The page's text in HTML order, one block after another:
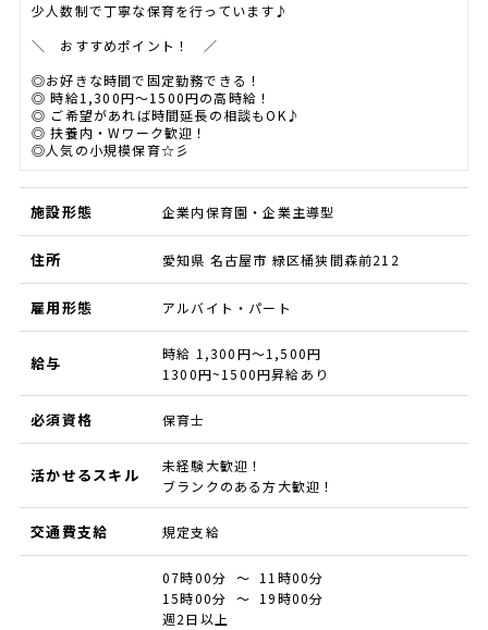
少人数制で丁寧な保育を行っています♪
＼ おすすめポイント！ ／
◎お好きな時間で固定勤務できる！
◎ 時給1,300円～1500円の高時給！
◎ ご希望があれば時間延長の相談もOK♪
◎ 扶養内・Wワーク歓迎！
◎人気の小規模保育☆彡
施設形態 企業内保育園・企業主導型
住所 愛知県 名古屋市 緑区桶狭間森前212
雇用形態 アルバイト・パート
給与
時給 1,300円～1,500円
1300円~1500円昇給あり
必須資格 保育士
活かせるスキル
未経験大歓迎！
ブランクのある方大歓迎！
交通費支給 規定支給
07時00分 ～ 11時00分
15時00分 ～ 19時00分
週2日以上